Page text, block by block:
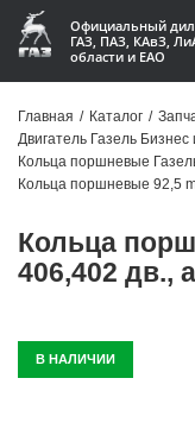
Официальный
ГАЗ, ПАЗ, КАвЗ,
области и ЕАО
Акции
Контакты
Гарантии
Главная / Каталог /
Двигатель Газель Бизнес
Кольца поршневые
Кольца поршневые 92,5
Кольца
406,402 дв.,
В НАЛИЧИИ